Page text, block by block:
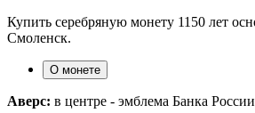
Купить серебряную монету 1150 лет
Смоленск.
О монете
Аверс: в центре - эмблема Банка